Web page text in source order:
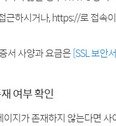
근하시거나, https://로 접속
서 사양과 요금은[SSL 보안
여부 확인
이지가 존재하지 않는다면